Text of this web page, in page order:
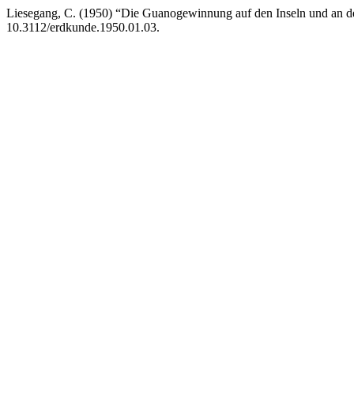
Liesegang, C. (1950) “Die Guanogewinnung auf den Inseln und an
10.3112/erdkunde.1950.01.03.